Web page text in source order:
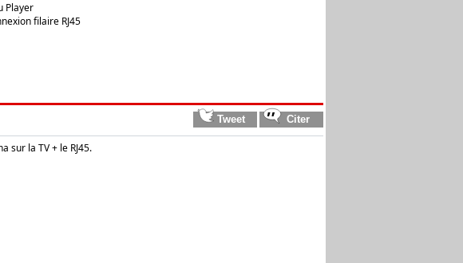
Player
filaire RJ45
sur la TV + le RJ45.